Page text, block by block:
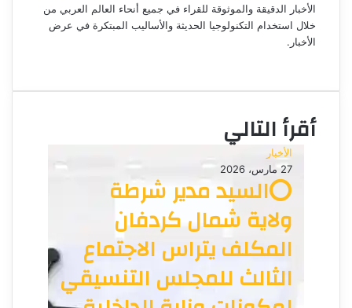
ك
ت
ي
الأخبار الدقيقة والموثوقة للقراء في جميع أنحاء العالم العربي من
خلال استخدام التكنولوجيا الحديثة والأساليب المبتكرة في عرض
الأخبار.
ق
اأقرأ التالي
الأخبار
27 مارس، 2026
⭕السيد مدير شرطة
ولاية شمال كردفان
المكلف يتراس الاجتماع
الثالث للمجلس التنسيقي